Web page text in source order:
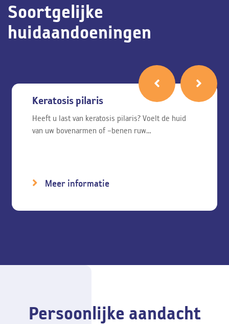
Soortgelijke
huidaandoeningen
Keratosis pilaris
Heeft u last van keratosis pilaris? Voelt de huid
van uw bovenarmen of –benen ruw…
Meer informatie
Persoonlijke aandacht